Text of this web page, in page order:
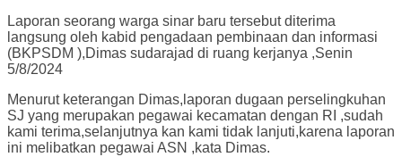
Laporan seorang warga sinar baru tersebut diterima
langsung oleh kabid pengadaan pembinaan dan informasi
(BKPSDM ),Dimas sudarajad di ruang kerjanya ,Senin
5/8/2024
Menurut keterangan Dimas,laporan dugaan perselingkuhan
SJ yang merupakan pegawai kecamatan dengan RI ,sudah
kami terima,selanjutnya kan kami tidak lanjuti,karena laporan
ini melibatkan pegawai ASN ,kata Dimas.